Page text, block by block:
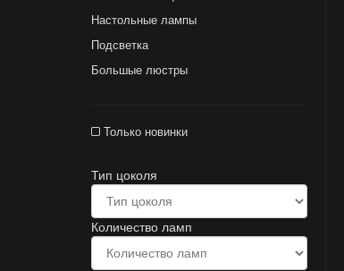
Настольные лампы
Подсветка
Большые люстры
Только новинки
Тип цоколя
Количество ламп